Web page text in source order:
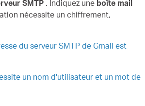
SMTP . Indiquez une boîte mail
nécessite un chiffrement,
du serveur SMTP de Gmail est
un nom d'utilisateur et un mot de